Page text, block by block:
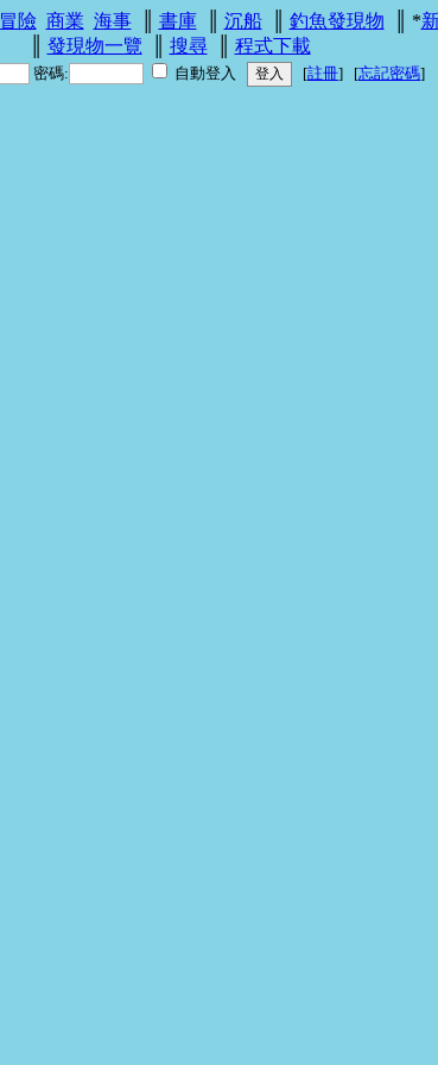
冒險 商業 海事║ 書庫║ 沉船║ 釣魚發現物 ║ *
發現物一覽 搜尋║ 程式下載
密碼: 自動登入 [註冊] [忘記密碼]